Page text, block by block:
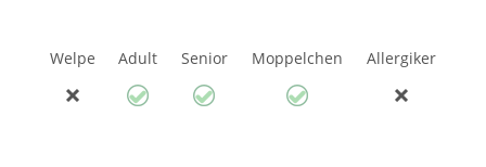
Welpe Adult Senior Moppelchen Allergiker